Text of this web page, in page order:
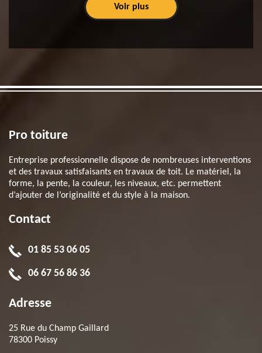
Voir plus
Pro toiture
Entreprise professionnelle dispose de nombreuses interventions
et des travaux satisfaisants en travaux de toit. Le matériel, la
forme, la pente, la couleur, les niveaux, etc. permettent
d’ajouter de l’originalité et du style à la maison.
Contact
01 85 53 06 05
06 67 56 86 36
Adresse
25 Rue du Champ Gaillard
78300 Poissy